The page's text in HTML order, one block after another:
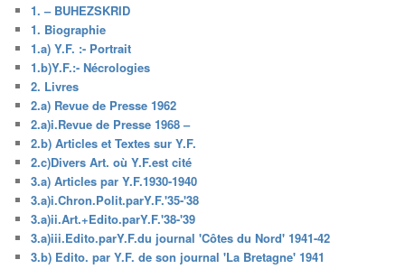
1. – BUHEZSKRID
1. Biographie
1.a) Y.F. :- Portrait
1.b)Y.F.:- Nécrologies
2. Livres
2.a) Revue de Presse 1962
2.a)i.Revue de Presse 1968 –
2.b) Articles et Textes sur Y.F.
2.c)Divers Art. où Y.F.est cité
3.a) Articles par Y.F.1930-1940
3.a)i.Chron.Polit.parY.F.'35-'38
3.a)ii.Art.+Edito.parY.F.'38-'39
3.a)iii.Edito.parY.F.du journal 'Côtes du Nord' 1941-42
3.b) Edito. par Y.F. de son journal 'La Bretagne' 1941